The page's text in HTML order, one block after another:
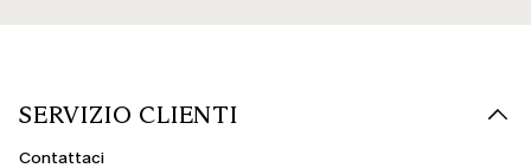
SERVIZIO CLIENTI
Contattaci